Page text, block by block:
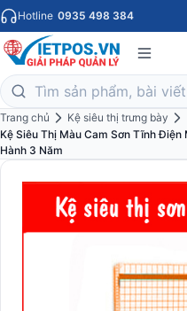
Hotline 0935 498 384
Trang chủ
Kệ siêu thị trưng bày
Kệ Siêu Thị Màu Cam Sơn Tĩnh
Hành 3 Năm